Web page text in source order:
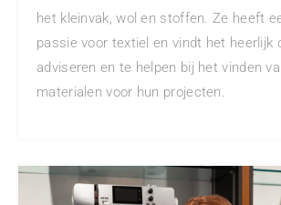
het kleinvak, wol en stoffen. Ze heeft
passie voor textiel en vindt het heerlijk
adviseren en te helpen bij het vinden
materialen voor hun projecten.